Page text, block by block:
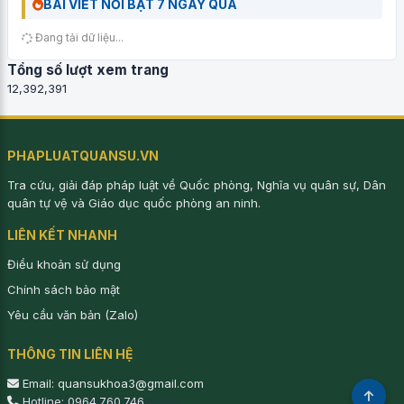
BÀI VIẾT NỔI BẬT 7 NGÀY QUA
Đang tải dữ liệu...
Tổng số lượt xem trang
12,392,391
PHAPLUATQUANSU.VN
Tra cứu, giải đáp pháp luật về Quốc phòng, Nghĩa vụ quân sự, Dân
quân tự vệ và Giáo dục quốc phòng an ninh.
LIÊN KẾT NHANH
Điều khoản sử dụng
Chính sách bảo mật
Yêu cầu văn bản (Zalo)
THÔNG TIN LIÊN HỆ
Email: quansukhoa3@gmail.com